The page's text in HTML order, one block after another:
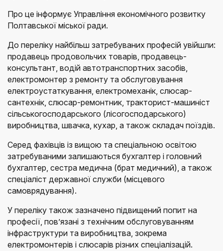
Про це інформує Управління економічного розвитку
Полтавської міської ради.
До переліку найбільш затребуваних професій увійшли:
продавець продовольчих товарів, продавець-
консультант, водій автотранспортних засобів,
електромонтер з ремонту та обслуговування
електроустаткування, електромеханік, слюсар-
сантехнік, слюсар-ремонтник, тракторист-машиніст
сільськогосподарського (лісогосподарського)
виробництва, швачка, кухар, а також складач поїздів.
Серед фахівців із вищою та спеціальною освітою
затребуваними залишаються бухгалтер і головний
бухгалтер, сестра медична (брат медичний), а також
спеціаліст державної служби (місцевого
самоврядування).
У переліку також зазначено підвищений попит на
професії, пов’язані з технічним обслуговуванням
інфраструктури та виробництва, зокрема
електромонтерів і слюсарів різних спеціалізацій.